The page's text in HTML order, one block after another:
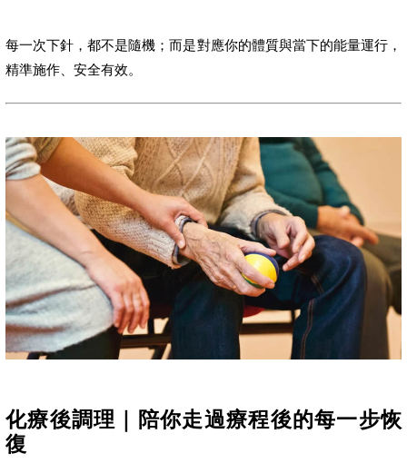
每一次下針，都不是隨機；而是對應你的體質與當下的能量運行，
精準施作、安全有效。
化療後調理｜陪你走過療程後的每一步恢
復